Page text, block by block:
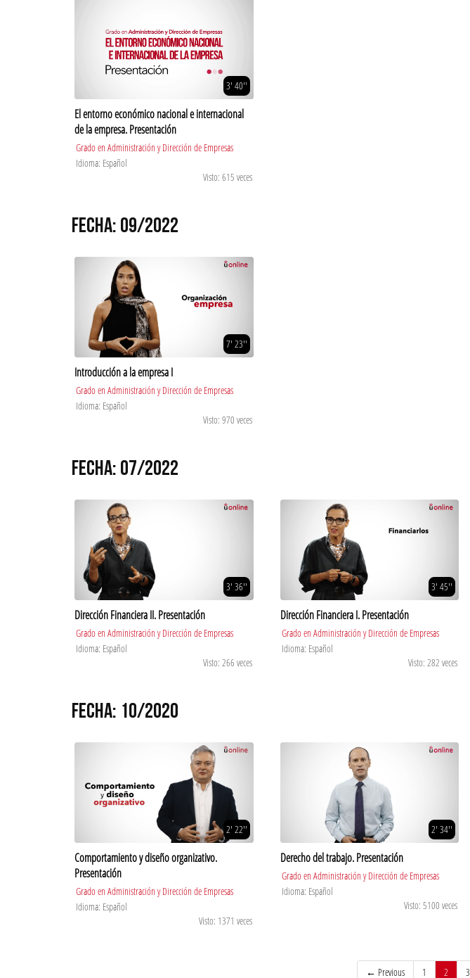
3' 40''
El entorno económico nacional e internacional
de la empresa. Presentación
Grado en Administración y Dirección de Empresas
Idioma: Español
Visto: 615 veces
FECHA: 09/2022
7' 23''
Introducción a la empresa I
Grado en Administración y Dirección de Empresas
Idioma: Español
Visto: 970 veces
FECHA: 07/2022
3' 36''
Dirección Financiera II. Presentación
Grado en Administración y Dirección de Empresas
Idioma: Español
Visto: 266 veces
3' 45''
Dirección Financiera I. Presentación
Grado en Administración y Dirección de Empresas
Idioma: Español
Visto: 282 veces
FECHA: 10/2020
2' 22''
Comportamiento y diseño organizativo.
Presentación
Grado en Administración y Dirección de Empresas
Idioma: Español
Visto: 1371 veces
2' 34''
Derecho del trabajo. Presentación
Grado en Administración y Dirección de Empresas
Idioma: Español
Visto: 5100 veces
← Previous 1 2(current)
3